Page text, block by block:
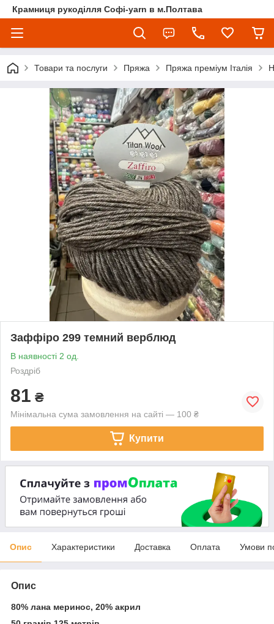
Крамниця рукоділля Софі-yarn в м.Полтава
Товари та послуги Пряжа Пряжа преміум Італія
Заффіро 299 темний верблюд
В наявності 2 од.
Роздріб
81 ₴
Мінімальна сума замовлення на сайті — 100 ₴
Купити
Опис Характеристики Доставка Оплата Умови
Опис
80% лана меринос, 20% акрил